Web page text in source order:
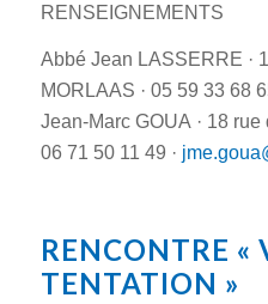
RENSEIGNEMENTS
Abbé Jean LASSERRE ·
MORLAAS · 05 59 33 68
Jean-Marc GOUA · 18
06 71 50 11 49 ·
RENCONTRE «
TENTATION »